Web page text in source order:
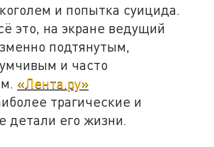
и попытка суицида.
это, на экране ведущий
подтянутым,
и часто
«Лента.ру»
трагические и
детали его жизни.